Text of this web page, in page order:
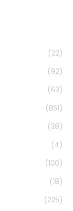
(22)
(92)
(63)
(851)
(38)
(4)
(100)
(18)
(225)